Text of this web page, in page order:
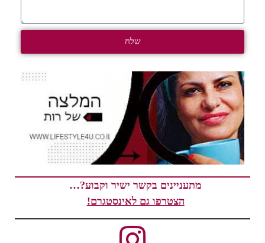
שלח
מתעניינים בקשר ישיר וקבוע?…
הצטרפו גם לאינסטגרם!